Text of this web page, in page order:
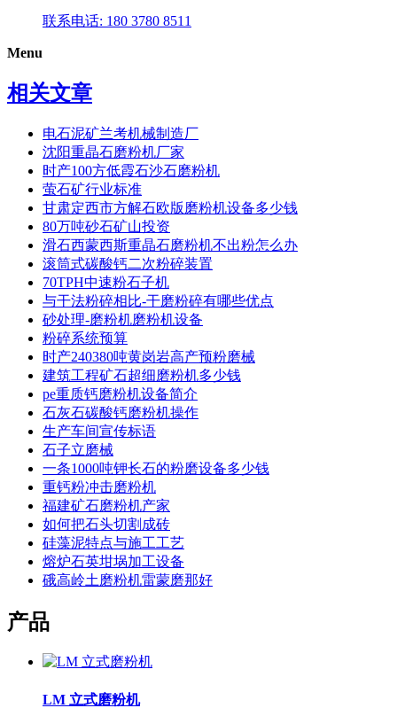
联系电话: 180 3780 8511
Menu
相关文章
电石泥矿兰考机械制造厂
沈阳重晶石磨粉机厂家
时产100方低霞石沙石磨粉机
萤石矿行业标准
甘肃定西市方解石欧版磨粉机设备多少钱
80万吨砂石矿山投资
滑石西蒙西斯重晶石磨粉机不出粉怎么办
滚筒式碳酸钙二次粉碎装置
70TPH中速粉石子机
与干法粉碎相比-干磨粉碎有哪些优点
砂处理-磨粉机磨粉机设备
粉碎系统预算
时产240380吨黄岗岩高产预粉磨械
建筑工程矿石超细磨粉机多少钱
pe重质钙磨粉机设备简介
石灰石碳酸钙磨粉机操作
生产车间宣传标语
石子立磨械
一条1000吨钾长石的粉磨设备多少钱
重钙粉冲击磨粉机
福建矿石磨粉机产家
如何把石头切割成砖
硅藻泥特点与施工工艺
熔炉石英坩埚加工设备
硪高岭土磨粉机雷蒙磨那好
产品
LM 立式磨粉机